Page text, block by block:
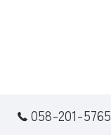
058-201-5765